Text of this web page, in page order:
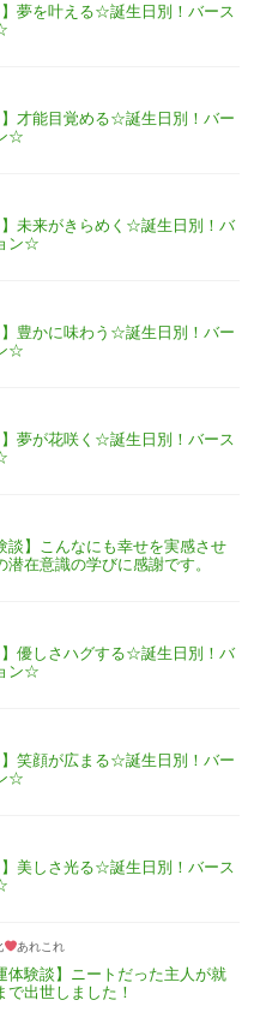
】夢を叶える☆誕生日別！バース
】才能目覚める☆誕生日別！バー
☆
】未来がきらめく☆誕生日別！バ
ン☆
】豊かに味わう☆誕生日別！バー
☆
】夢が花咲く☆誕生日別！バース
談】こんなにも幸せを実感させ
在意識の学びに感謝です。
】優しさハグする☆誕生日別！バ
ン☆
】笑顔が広まる☆誕生日別！バー
☆
】美しさ光る☆誕生日別！バース
あれこれ
体験談】ニートだった主人が就
出世しました！